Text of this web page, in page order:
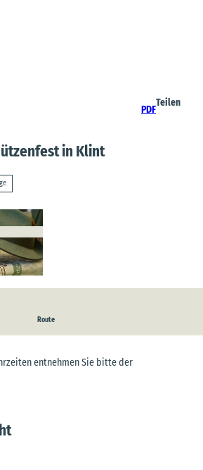
PDF
Teilen
in Klint
Route
in Klint in der Schützenhalle und
entnehmen Sie bitte der